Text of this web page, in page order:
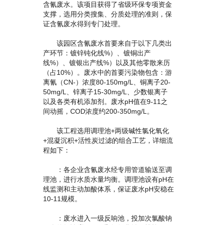
含氰废水。该项目获得了省级环保专项资金
支撑，选用分类搜集、分质处理的准则，保
证含氰废水得到专门处理。
该园区含氰废水首要来自于以下几类出
产环节：镀锌钝化线%）、镀铜出产
线%）、镀银出产线%）以及其他零散来历
（占10%）。废水中的首要污染物包含：游
离氰（CN-）浓度80-150mg/L、铜离子20-
50mg/L、锌离子15-30mg/L、少数银离子
以及各类有机添加剂。废水pH值在9-11之
间动摇，COD浓度约200-350mg/L。
该工程选用调理池+两级碱性氯化氧化
+混凝沉积+活性炭过滤的组合工艺，详细流
程如下：
：各企业含氰废水经专用管道输送至调
理池，进行水质水量均衡。调理池设有pH在
线监测和主动加酸体系，保证废水pH安稳在
10-11规模。
：废水进入一级反响池，投加次氯酸钠